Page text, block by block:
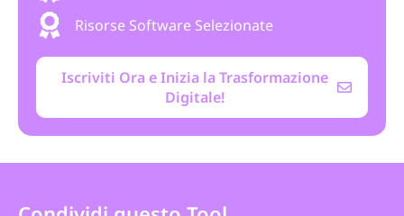
Risorse Software Selezionate
Iscriviti Ora e Inizia la Trasformazione
Digitale!